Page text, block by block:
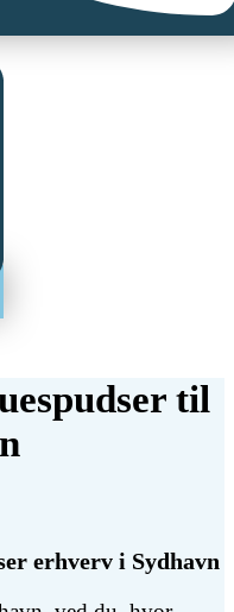
til
erhverv i Sydhavn